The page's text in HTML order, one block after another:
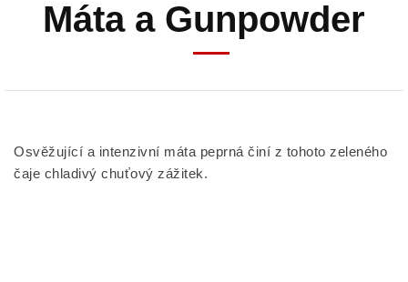
Máta a Gunpowder
Osvěžující a intenzivní máta peprná činí z tohoto zeleného
čaje chladivý chuťový zážitek.